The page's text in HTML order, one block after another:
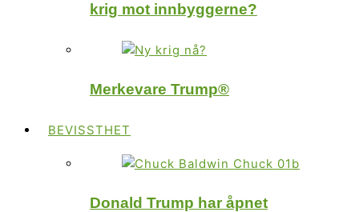
krig mot innbyggerne?
Merkevare Trump®
BEVISSTHET
Donald Trump har åpnet